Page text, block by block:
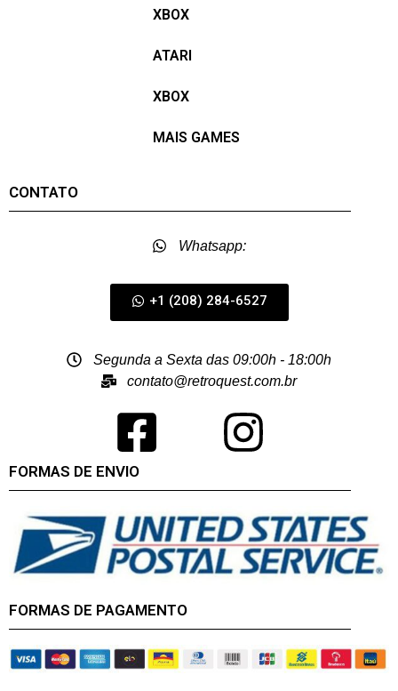
XBOX
ATARI
XBOX
MAIS GAMES
CONTATO
Whatsapp:
+1 (208) 284-6527
Segunda a Sexta das 09:00h - 18:00h
contato@retroquest.com.br
FORMAS DE ENVIO
FORMAS DE PAGAMENTO